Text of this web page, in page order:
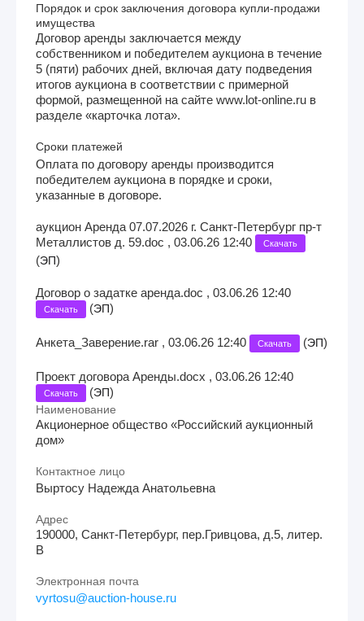
Порядок и срок заключения договора купли-продажи
имущества
Договор аренды заключается между
собственником и победителем аукциона в течение
5 (пяти) рабочих дней, включая дату подведения
итогов аукциона в соответствии с примерной
формой, размещенной на сайте www.lot-online.ru в
разделе «карточка лота».
Сроки платежей
Оплата по договору аренды производится
победителем аукциона в порядке и сроки,
указанные в договоре.
аукцион Аренда 07.07.2026 г. Санкт-Петербург пр-т
Металлистов д. 59.doc , 03.06.26 12:40
Скачать
(ЭП)
Договор о задатке аренда.doc , 03.06.26 12:40
Скачать (ЭП)
Анкета_Заверение.rar , 03.06.26 12:40 Скачать (ЭП)
Проект договора Аренды.docx , 03.06.26 12:40
Скачать (ЭП)
Наименование
Акционерное общество «Российский аукционный
дом»
Контактное лицо
Выртосу Надежда Анатольевна
Адрес
190000, Санкт-Петербург, пер.Гривцова, д.5, литер.
В
Электронная почта
vyrtosu@auction-house.ru